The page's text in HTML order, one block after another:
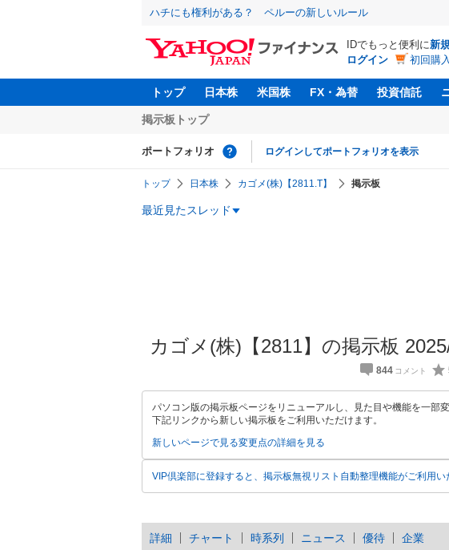
ハチにも権利がある？ ペルーの新しいルール
IDでもっと便利に新
ログイン
初回購
トップ 日本株 米国株 FX・為替 投資信託
掲示板トップ
ポートフォリオ ログインしてポートフォリオを表示
トップ 日本株 カゴメ(株)【2811.T】 掲示板
最近見たスレッド
カゴメ(株)【2811】の掲示板
844
パソコン版の掲示板ページをリニューアルし、見た目や機能を一部変
下記リンクから新しい掲示板をご利用いただけます。
新しいページで見る変更点の詳細を見る
VIP倶楽部に登録すると、掲示板無視リスト自動整理機能がご利用い
詳細 チャート 時系列 ニュース 優待 企業